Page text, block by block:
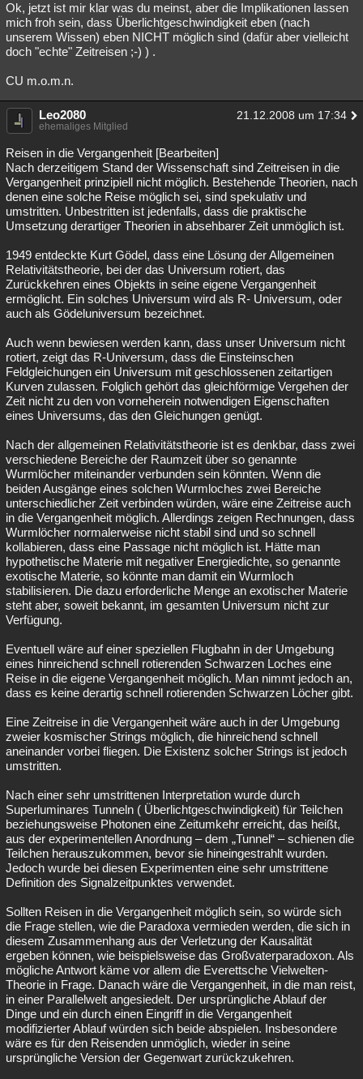
Ok, jetzt ist mir klar was du meinst, aber die Implikationen lassen
mich froh sein, dass Überlichtgeschwindigkeit eben (nach
unserem Wissen) eben NICHT möglich sind (dafür aber vielleicht
doch "echte" Zeitreisen ;-) ) .
CU m.o.m.n.
Leo2080 21.12.2008 um 17:34
ehemaliges Mitglied
Reisen in die Vergangenheit [Bearbeiten]
Nach derzeitigem Stand der Wissenschaft sind Zeitreisen in die
Vergangenheit prinzipiell nicht möglich. Bestehende Theorien, nach
denen eine solche Reise möglich sei, sind spekulativ und
umstritten. Unbestritten ist jedenfalls, dass die praktische
Umsetzung derartiger Theorien in absehbarer Zeit unmöglich ist.
1949 entdeckte Kurt Gödel, dass eine Lösung der Allgemeinen
Relativitätstheorie, bei der das Universum rotiert, das
Zurückkehren eines Objekts in seine eigene Vergangenheit
ermöglicht. Ein solches Universum wird als R- Universum, oder
auch als Gödeluniversum bezeichnet.
Auch wenn bewiesen werden kann, dass unser Universum nicht
rotiert, zeigt das R-Universum, dass die Einsteinschen
Feldgleichungen ein Universum mit geschlossenen zeitartigen
Kurven zulassen. Folglich gehört das gleichförmige Vergehen der
Zeit nicht zu den von vorneherein notwendigen Eigenschaften
eines Universums, das den Gleichungen genügt.
Nach der allgemeinen Relativitätstheorie ist es denkbar, dass zwei
verschiedene Bereiche der Raumzeit über so genannte
Wurmlöcher miteinander verbunden sein könnten. Wenn die
beiden Ausgänge eines solchen Wurmloches zwei Bereiche
unterschiedlicher Zeit verbinden würden, wäre eine Zeitreise auch
in die Vergangenheit möglich. Allerdings zeigen Rechnungen, dass
Wurmlöcher normalerweise nicht stabil sind und so schnell
kollabieren, dass eine Passage nicht möglich ist. Hätte man
hypothetische Materie mit negativer Energiedichte, so genannte
exotische Materie, so könnte man damit ein Wurmloch
stabilisieren. Die dazu erforderliche Menge an exotischer Materie
steht aber, soweit bekannt, im gesamten Universum nicht zur
Verfügung.
Eventuell wäre auf einer speziellen Flugbahn in der Umgebung
eines hinreichend schnell rotierenden Schwarzen Loches eine
Reise in die eigene Vergangenheit möglich. Man nimmt jedoch an,
dass es keine derartig schnell rotierenden Schwarzen Löcher gibt.
Eine Zeitreise in die Vergangenheit wäre auch in der Umgebung
zweier kosmischer Strings möglich, die hinreichend schnell
aneinander vorbei fliegen. Die Existenz solcher Strings ist jedoch
umstritten.
Nach einer sehr umstrittenen Interpretation wurde durch
Superluminares Tunneln ( Überlichtgeschwindigkeit) für Teilchen
beziehungsweise Photonen eine Zeitumkehr erreicht, das heißt,
aus der experimentellen Anordnung – dem „Tunnel“ – schienen die
Teilchen herauszukommen, bevor sie hineingestrahlt wurden.
Jedoch wurde bei diesen Experimenten eine sehr umstrittene
Definition des Signalzeitpunktes verwendet.
Sollten Reisen in die Vergangenheit möglich sein, so würde sich
die Frage stellen, wie die Paradoxa vermieden werden, die sich in
diesem Zusammenhang aus der Verletzung der Kausalität
ergeben können, wie beispielsweise das Großvaterparadoxon. Als
mögliche Antwort käme vor allem die Everettsche Vielwelten-
Theorie in Frage. Danach wäre die Vergangenheit, in die man reist,
in einer Parallelwelt angesiedelt. Der ursprüngliche Ablauf der
Dinge und ein durch einen Eingriff in die Vergangenheit
modifizierter Ablauf würden sich beide abspielen. Insbesondere
wäre es für den Reisenden unmöglich, wieder in seine
ursprüngliche Version der Gegenwart zurückzukehren.